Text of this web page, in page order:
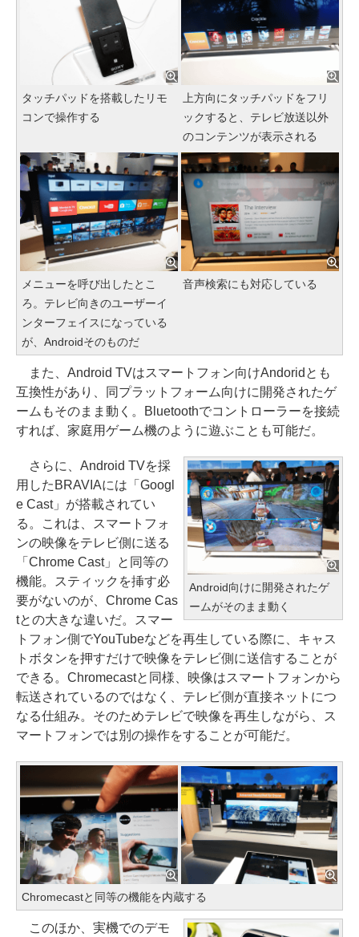
タッチパッドを搭載したリモ
コンで操作する
上方向にタッチパッドをフリ
ックすると、テレビ放送以外
のコンテンツが表示される
メニューを呼び出したとこ
ろ。テレビ向きのユーザーイ
ンターフェイスになっている
が、Androidそのものだ
音声検索にも対応している
また、Android TVはスマートフォン向けAndoridとも
互換性があり、同プラットフォーム向けに開発されたゲ
ームもそのまま動く。Bluetoothでコントローラーを接続
すれば、家庭用ゲーム機のように遊ぶことも可能だ。
Android向けに開発されたゲ
ームがそのまま動く
さらに、Android TVを採
用したBRAVIAには「Googl
e Cast」が搭載されてい
る。これは、スマートフォ
ンの映像をテレビ側に送る
「Chrome Cast」と同等の
機能。スティックを挿す必
要がないのが、Chrome Cas
tとの大きな違いだ。スマー
トフォン側でYouTubeなどを再生している際に、キャス
トボタンを押すだけで映像をテレビ側に送信することが
できる。Chromecastと同様、映像はスマートフォンから
転送されているのではなく、テレビ側が直接ネットにつ
なる仕組み。そのためテレビで映像を再生しながら、ス
マートフォンでは別の操作をすることが可能だ。
Chromecastと同等の機能を内蔵する
このほか、実機でのデモ